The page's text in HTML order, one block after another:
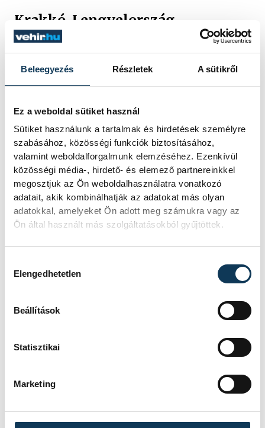
Beleegyezés Részletek A sütikről
Ez a weboldal sütiket használ
Sütiket használunk a tartalmak és hirdetések személyre
szabásához, közösségi funkciók biztosításához,
valamint weboldalforgalmunk elemzéséhez. Ezenkívül
közösségi média-, hirdető- és elemező partnereinkkel
megosztjuk az Ön weboldalhasználatra vonatkozó
adatait, akik kombinálhatják az adatokat más olyan
adatokkal, amelyeket Ön adott meg számukra vagy az
Ön által használt más szolgáltatásokból gyűjtöttek.
Elengedhetetlen
Beállítások
Statisztikai
Marketing
Krakkó, Lengyelország
gyöngyszeme
Krakkó Európa egyik legszebb történelmi
városa. A középkori főtér, a Wawel királyi
vár, a hangulatos utcák és a pezsgő
kávéházi élet minden évszakban
különleges élményt nyújtanak.
A város kiváló kiindulópont a Wieliczkai
sóbánya meglátogatásához is, amely az
azoknak, akik sok élményt szeretnének